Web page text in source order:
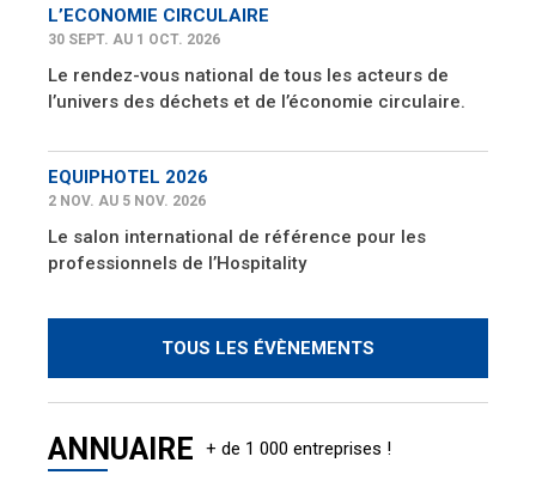
L’ECONOMIE CIRCULAIRE
30 SEPT. AU 1 OCT. 2026
Le rendez-vous national de tous les acteurs de
l’univers des déchets et de l’économie circulaire.
EQUIPHOTEL 2026
2 NOV. AU 5 NOV. 2026
Le salon international de référence pour les
professionnels de l’Hospitality
TOUS LES ÉVÈNEMENTS
ANNUAIRE